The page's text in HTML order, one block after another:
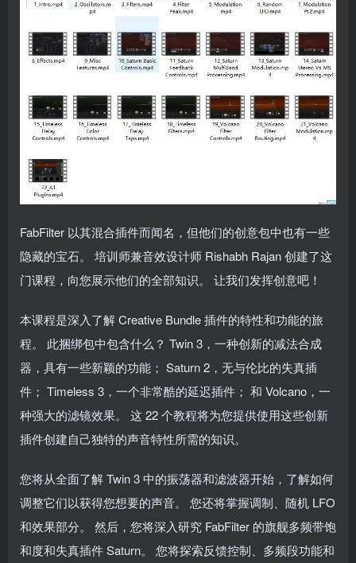
FabFilter 以其混合插件而闻名，但他们的创意包中也有一些
隐藏的宝石。 培训师兼音效设计师 Rishabh Rajan 创建了这
门课程，向您展示他们的全部知识。 让我们发挥创意吧！
本课程是深入了解 Creative Bundle 插件的特性和功能的旅
程。 此捆绑包中包含什么？ Twin 3，一种创新的减法合成
器，具有一些新颖的功能； Saturn 2，无与伦比的失真插
件； Timeless 3，一个非常酷的延迟插件； 和 Volcano，一
种强大的滤镜效果。 这 22 个教程将为您提供使用这些创新
插件创建自己独特的声音特性所需的知识。
您将从全面了解 Twin 3 中的振荡器和滤波器开始，了解如何
调整它们以获得您想要的声音。 您还将掌握调制、随机 LFO
和效果部分。 然后，您将深入研究 FabFilter 的旗舰多频带饱
和度和失真插件 Saturn。 您将探索反馈控制、多频段功能和